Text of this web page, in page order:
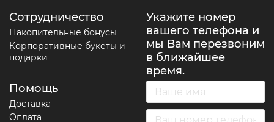
Сотрудничество
Накопительные бонусы
Корпоративные букеты и
подарки
Помощь
Доставка
Оплата
Укажите номер
вашего телефона и
мы Вам перезвоним
в ближайшее
время.